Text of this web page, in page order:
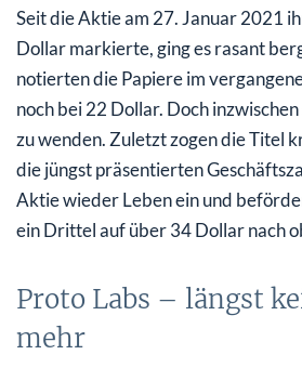
Ein Blick hinter die Kulissen
Gewinn übertrifft Erwartungen
Seit die Aktie am 27. Januar 2021
Dollar markierte, ging es rasant
notierten die Papiere im
noch bei 22 Dollar. Doch
zu wenden. Zuletzt zogen die Titel
die jüngst präsentierten
Aktie wieder Leben ein und
ein Drittel auf über 34 Dollar nach
Proto Labs – längst
mehr